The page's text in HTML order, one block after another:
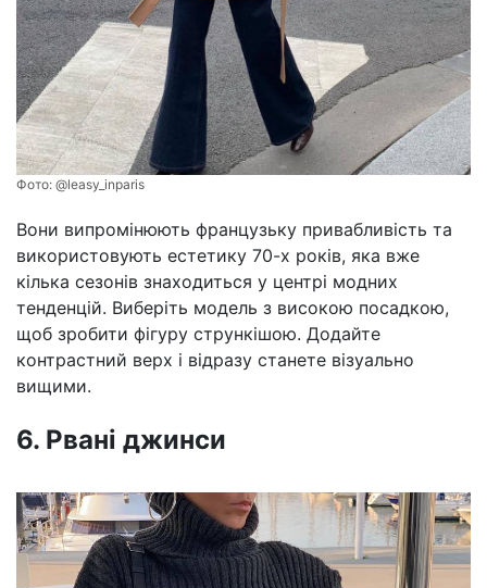
Фото: @leasy_inparis
Вони випромінюють французьку привабливість та
використовують естетику 70-х років, яка вже
кілька сезонів знаходиться у центрі модних
тенденцій. Виберіть модель з високою посадкою,
щоб зробити фігуру стрункішою. Додайте
контрастний верх і відразу станете візуально
вищими.
6. Рвані джинси